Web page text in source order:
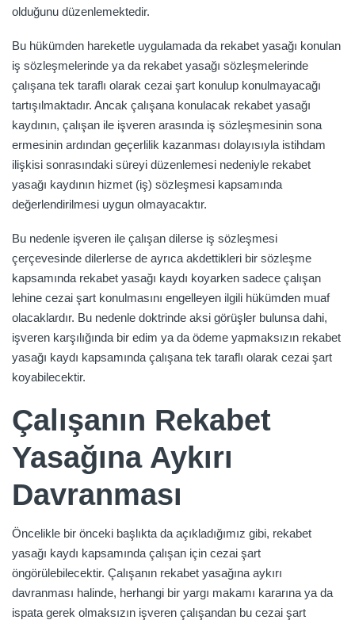
olduğunu düzenlemektedir.
Bu hükümden hareketle uygulamada da rekabet yasağı konulan
iş sözleşmelerinde ya da rekabet yasağı sözleşmelerinde
çalışana tek taraflı olarak cezai şart konulup konulmayacağı
tartışılmaktadır. Ancak çalışana konulacak rekabet yasağı
kaydının, çalışan ile işveren arasında iş sözleşmesinin sona
ermesinin ardından geçerlilik kazanması dolayısıyla istihdam
ilişkisi sonrasındaki süreyi düzenlemesi nedeniyle rekabet
yasağı kaydının hizmet (iş) sözleşmesi kapsamında
değerlendirilmesi uygun olmayacaktır.
Bu nedenle işveren ile çalışan dilerse iş sözleşmesi
çerçevesinde dilerlerse de ayrıca akdettikleri bir sözleşme
kapsamında rekabet yasağı kaydı koyarken sadece çalışan
lehine cezai şart konulmasını engelleyen ilgili hükümden muaf
olacaklardır. Bu nedenle doktrinde aksi görüşler bulunsa dahi,
işveren karşılığında bir edim ya da ödeme yapmaksızın rekabet
yasağı kaydı kapsamında çalışana tek taraflı olarak cezai şart
koyabilecektir.
Çalışanın Rekabet
Yasağına Aykırı
Davranması
Öncelikle bir önceki başlıkta da açıkladığımız gibi, rekabet
yasağı kaydı kapsamında çalışan için cezai şart
öngörülebilecektir. Çalışanın rekabet yasağına aykırı
davranması halinde, herhangi bir yargı makamı kararına ya da
ispata gerek olmaksızın işveren çalışandan bu cezai şart